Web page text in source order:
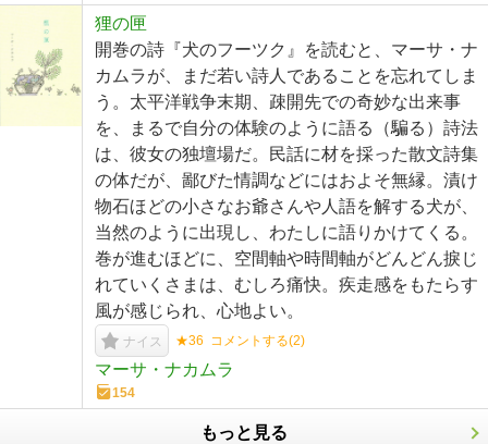
狸の匣
開巻の詩『犬のフーツク』を読むと、マーサ・ナ
カムラが、まだ若い詩人であることを忘れてしま
う。太平洋戦争末期、疎開先での奇妙な出来事
を、まるで自分の体験のように語る（騙る）詩法
は、彼女の独壇場だ。民話に材を採った散文詩集
の体だが、鄙びた情調などにはおよそ無縁。漬け
物石ほどの小さなお爺さんや人語を解する犬が、
当然のように出現し、わたしに語りかけてくる。
巻が進むほどに、空間軸や時間軸がどんどん捩じ
れていくさまは、むしろ痛快。疾走感をもたらす
風が感じられ、心地よい。
ナイス ★36 コメントする(2)
マーサ・ナカムラ
154
もっと見る